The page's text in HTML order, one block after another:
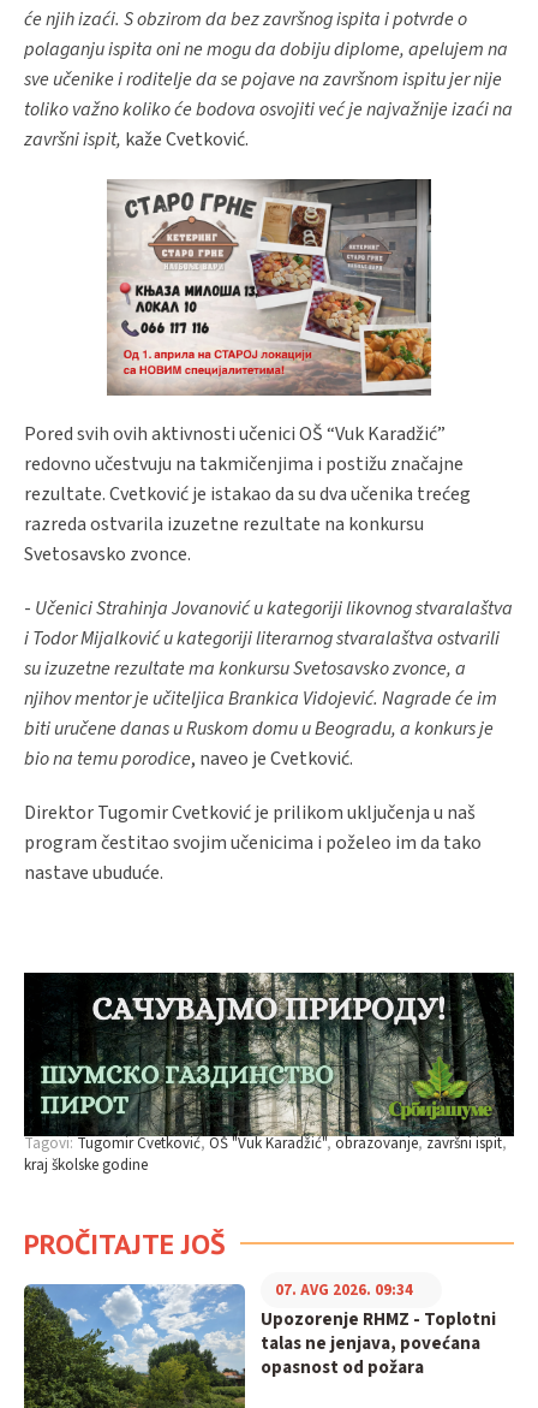
će njih izaći. S obzirom da bez završnog ispita i potvrde o
polaganju ispita oni ne mogu da dobiju diplome, apelujem na
sve učenike i roditelje da se pojave na završnom ispitu jer nije
toliko važno koliko će bodova osvojiti već je najvažnije izaći na
završni ispit, kaže Cvetković.
Pored svih ovih aktivnosti učenici OŠ “Vuk Karadžić”
redovno učestvuju na takmičenjima i postižu značajne
rezultate. Cvetković je istakao da su dva učenika trećeg
razreda ostvarila izuzetne rezultate na konkursu
Svetosavsko zvonce.
- Učenici Strahinja Jovanović u kategoriji likovnog stvaralaštva
i Todor Mijalković u kategoriji literarnog stvaralaštva ostvarili
su izuzetne rezultate ma konkursu Svetosavsko zvonce, a
njihov mentor je učiteljica Brankica Vidojević. Nagrade će im
biti uručene danas u Ruskom domu u Beogradu, a konkurs je
bio na temu porodice, naveo je Cvetković.
Direktor Tugomir Cvetković je prilikom uključenja u naš
program čestitao svojim učenicima i poželeo im da tako
nastave ubuduće.
Tagovi:Tugomir Cvetković OŠ "Vuk Karadžić" obrazovanje završni ispit
kraj školske godine
PROČITAJTE JOŠ
Upozorenje RHMZ - Toplotni
talas ne jenjava, povećana
opasnost od požara
07. AVG 2026. 09:34